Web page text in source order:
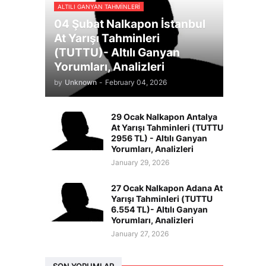
ALTILI GANYAN TAHMINLERI
04 Şubat Nalkapon İstanbul
At Yarışı Tahminleri
(TUTTU)- Altılı Ganyan
Yorumları, Analizleri
by Unknown - February 04, 2026
29 Ocak Nalkapon Antalya
At Yarışı Tahminleri (TUTTU
2956 TL) - Altılı Ganyan
Yorumları, Analizleri
January 29, 2026
27 Ocak Nalkapon Adana At
Yarışı Tahminleri (TUTTU
6.554 TL)- Altılı Ganyan
Yorumları, Analizleri
January 27, 2026